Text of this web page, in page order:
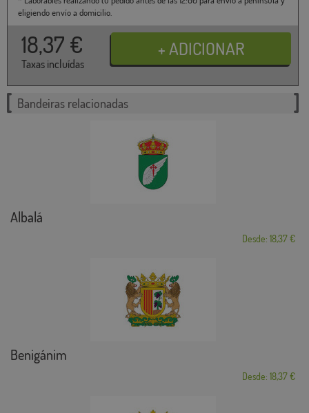
eligiendo envío a domicilio.
18,37 €
Taxas incluídas
Bandeiras relacionadas
Albalá
Desde: 18,37 €
Benigánim
Desde: 18,37 €